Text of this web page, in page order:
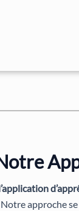
Notre approche